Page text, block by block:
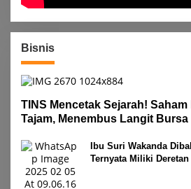
Bisnis
TINS Mencetak Sejarah!
Tajam, Menembus Langit Bursa
Ibu Suri Wakanda
Ternyata Miliki Deretan